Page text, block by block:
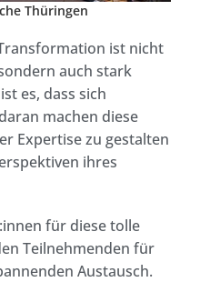
Thüringen
ist nicht
auch stark
es, dass sich
machen diese
Expertise zu gestalten
ihres
für diese tolle
Teilnehmenden für
Austausch.